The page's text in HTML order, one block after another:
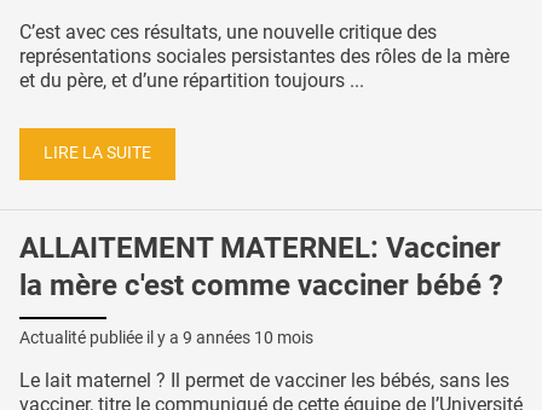
C’est avec ces résultats, une nouvelle critique des
représentations sociales persistantes des rôles de la mère
et du père, et d’une répartition toujours ...
LIRE LA SUITE
ALLAITEMENT MATERNEL: Vacciner
la mère c'est comme vacciner bébé ?
Actualité publiée il y a 9 années 10 mois
Le lait maternel ? Il permet de vacciner les bébés, sans les
vacciner, titre le communiqué de cette équipe de l’Université